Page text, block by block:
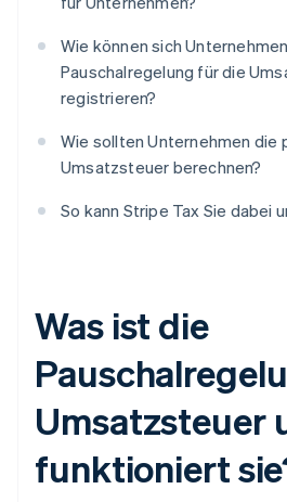
Wie können sich
Pauschalregelung für die
registrieren?
Wie sollten Unternehmen die
Umsatzsteuer berechnen?
So kann Stripe Tax Sie dabei
Was ist die
Umsatzsteuer
funktioniert